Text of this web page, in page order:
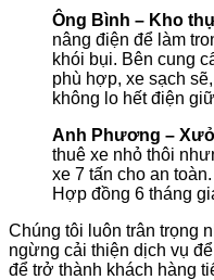
Ông Bình – Kho
nâng điện để làm
khói bụi. Bên cung
phù hợp, xe sạch
không lo hết điện
Anh Phương –
thuê xe nhỏ thôi
xe 7 tấn cho an
Hợp đồng 6 tháng
Chúng tôi luôn trân trọng
ngừng cải thiện dịch vụ
để trở thành khách hàng